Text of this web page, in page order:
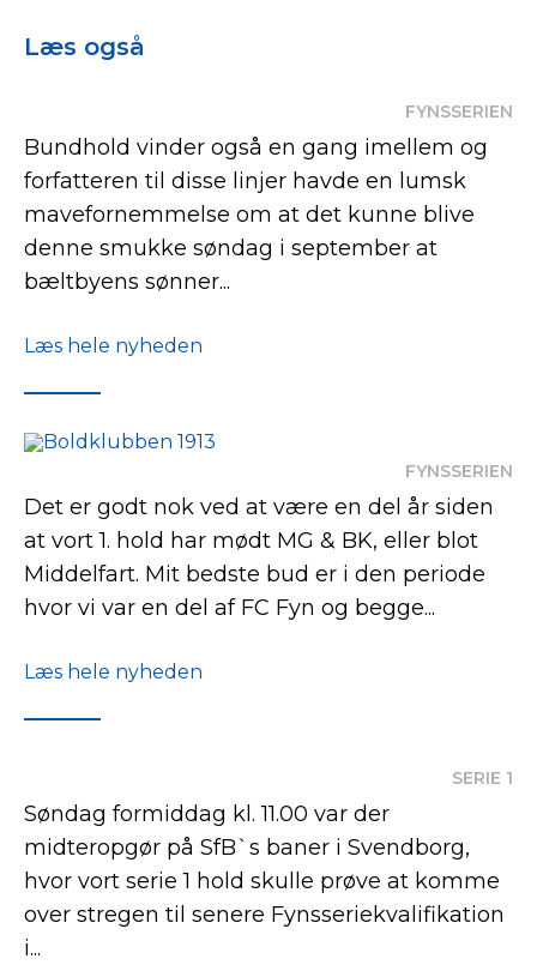
Læs også
FYNSSERIEN
Bundhold vinder også en gang imellem og
forfatteren til disse linjer havde en lumsk
mavefornemmelse om at det kunne blive
denne smukke søndag i september at
bæltbyens sønner...
Læs hele nyheden
FYNSSERIEN
Det er godt nok ved at være en del år siden
at vort 1. hold har mødt MG & BK, eller blot
Middelfart. Mit bedste bud er i den periode
hvor vi var en del af FC Fyn og begge...
Læs hele nyheden
SERIE 1
Søndag formiddag kl. 11.00 var der
midteropgør på SfB`s baner i Svendborg,
hvor vort serie 1 hold skulle prøve at komme
over stregen til senere Fynsseriekvalifikation
i...